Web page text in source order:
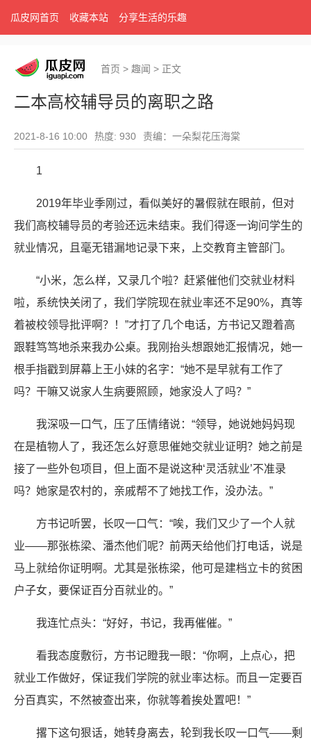
瓜皮网首页 收藏本站 分享生活的乐趣
首页 > 趣闻 > 正文
二本高校辅导员的离职之路
2021-8-16 10:00 热度: 930 责编：一朵梨花压海棠
1
2019年毕业季刚过，看似美好的暑假就在眼前，但对
我们高校辅导员的考验还远未结束。我们得逐一询问学生的
就业情况，且毫无错漏地记录下来，上交教育主管部门。
“小米，怎么样，又录几个啦？赶紧催他们交就业材料
啦，系统快关闭了，我们学院现在就业率还不足90%，真等
着被校领导批评啊？！”才打了几个电话，方书记又蹬着高
跟鞋笃笃地杀来我办公桌。我刚抬头想跟她汇报情况，她一
根手指戳到屏幕上王小妹的名字：“她不是早就有工作了
吗？干嘛又说家人生病要照顾，她家没人了吗？”
我深吸一口气，压了压情绪说：“领导，她说她妈妈现
在是植物人了，我还怎么好意思催她交就业证明？她之前是
接了一些外包项目，但上面不是说这种‘灵活就业’不准录
吗？她家是农村的，亲戚帮不了她找工作，没办法。”
方书记听罢，长叹一口气：“唉，我们又少了一个人就
业——那张栋梁、潘杰他们呢？前两天给他们打电话，说是
马上就给你证明啊。尤其是张栋梁，他可是建档立卡的贫困
户子女，要保证百分百就业的。”
我连忙点头：“好好，书记，我再催催。”
看我态度敷衍，方书记瞪我一眼：“你啊，上点心，把
就业工作做好，保证我们学院的就业率达标。而且一定要百
分百真实，不然被查出来，你就等着挨处置吧！”
撂下这句狠话，她转身离去，轮到我长叹一口气——剩